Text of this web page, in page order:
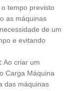
tempo previsto
as máquinas
de um
e evitando
Ao criar um
Carga Máquina
das máquinas